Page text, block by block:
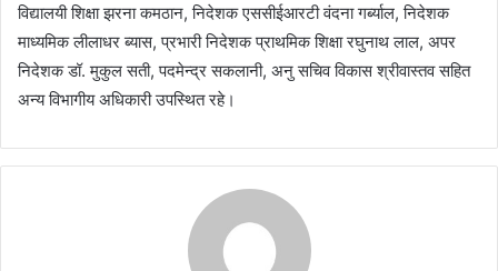
विद्यालयी शिक्षा झरना कमठान, निदेशक एससीईआरटी वंदना गर्ब्याल, निदेशक
माध्यमिक लीलाधर ब्यास, प्रभारी निदेशक प्राथमिक शिक्षा रघुनाथ लाल, अपर
निदेशक डॉ. मुकुल सती, पदमेन्द्र सकलानी, अनु सचिव विकास श्रीवास्तव सहित
अन्य विभागीय अधिकारी उपस्थित रहे।